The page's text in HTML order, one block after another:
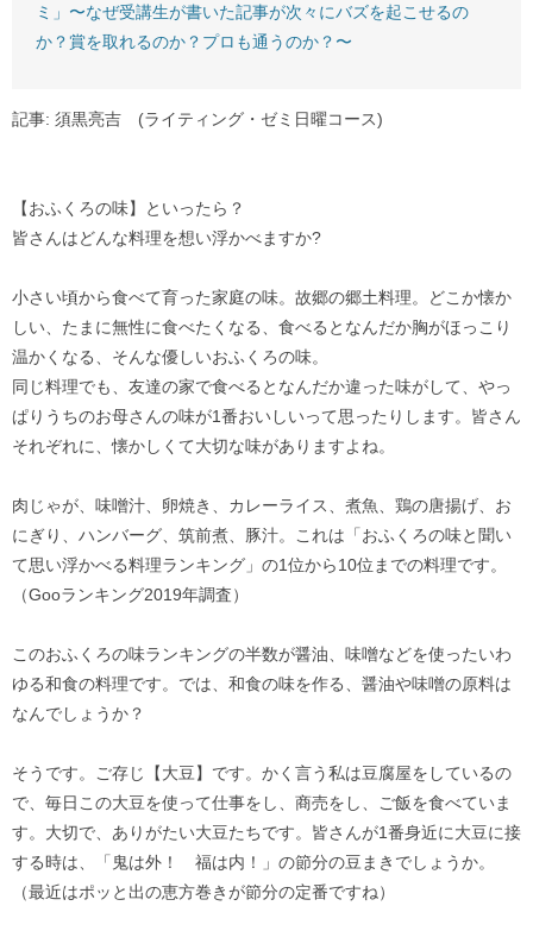
ミ」〜なぜ受講生が書いた記事が次々にバズを起こせるの
か？賞を取れるのか？プロも通うのか？〜
記事: 須黒亮吉 (ライティング・ゼミ日曜コース)
【おふくろの味】といったら？
皆さんはどんな料理を想い浮かべますか?
小さい頃から食べて育った家庭の味。故郷の郷土料理。どこか懐か
しい、たまに無性に食べたくなる、食べるとなんだか胸がほっこり
温かくなる、そんな優しいおふくろの味。
同じ料理でも、友達の家で食べるとなんだか違った味がして、やっ
ぱりうちのお母さんの味が1番おいしいって思ったりします。皆さん
それぞれに、懐かしくて大切な味がありますよね。
肉じゃが、味噌汁、卵焼き、カレーライス、煮魚、鶏の唐揚げ、お
にぎり、ハンバーグ、筑前煮、豚汁。これは「おふくろの味と聞い
て思い浮かべる料理ランキング」の1位から10位までの料理です。
（Gooランキング2019年調査）
このおふくろの味ランキングの半数が醤油、味噌などを使ったいわ
ゆる和食の料理です。では、和食の味を作る、醤油や味噌の原料は
なんでしょうか？
そうです。ご存じ【大豆】です。かく言う私は豆腐屋をしているの
で、毎日この大豆を使って仕事をし、商売をし、ご飯を食べていま
す。大切で、ありがたい大豆たちです。皆さんが1番身近に大豆に接
する時は、「鬼は外！ 福は内！」の節分の豆まきでしょうか。
（最近はポッと出の恵方巻きが節分の定番ですね）